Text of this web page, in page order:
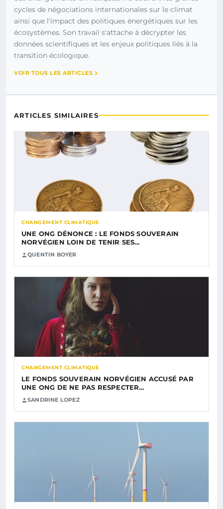
cycles de négociations internationales sur le climat
ainsi que l'impact des politiques énergétiques sur les
écosystèmes. Son travail s'attache à décrypter les
données scientifiques et les enjeux politiques liés à la
transition écologique.
VOIR TOUS LES ARTICLES
ARTICLES SIMILAIRES
CHANGEMENT CLIMATIQUE
UNE ONG DÉNONCE : LE FONDS SOUVERAIN
NORVÉGIEN LOIN DE TENIR SES…
QUENTIN BOYER
CHANGEMENT CLIMATIQUE
LE FONDS SOUVERAIN NORVÉGIEN ACCUSÉ PAR
UNE ONG DE NE PAS RESPECTER…
SANDRINE LOPEZ